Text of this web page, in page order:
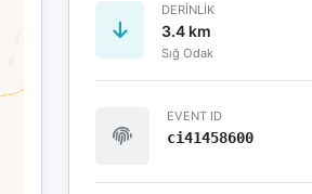
DERINLIK
3.4 km
Sığ Odak
EVENT ID
ci41458600